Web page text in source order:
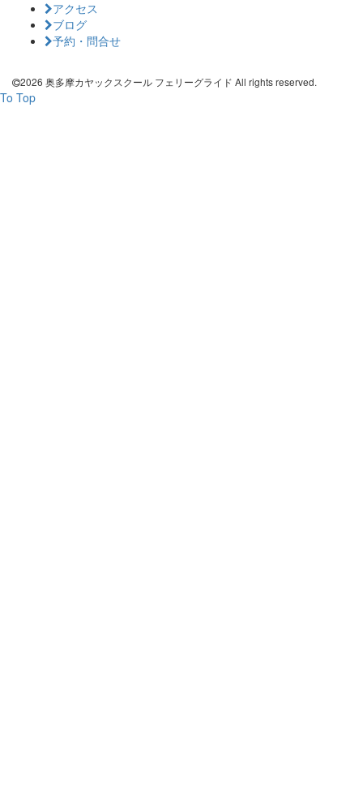
アクセス
ブログ
予約・問合せ
2026 奥多摩カヤックスクール フェリーグライド All rights reserved.
To Top